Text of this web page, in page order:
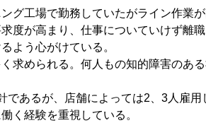
工場で勤務していたがライン作業
度が高まり、仕事についていけず離
よう心がけている。
められる。何人もの知的障害のあ
あるが、店舗によっては2、3人雇用
く経験を重視している。